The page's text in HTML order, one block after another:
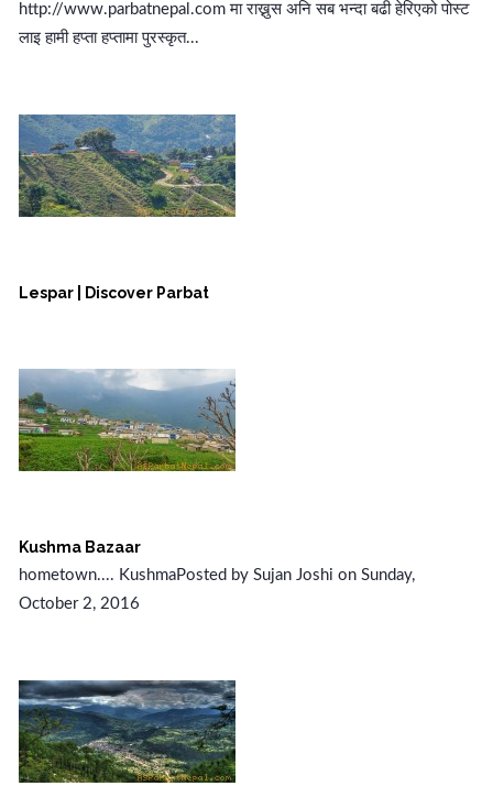
http://www.parbatnepal.com मा राख्नुस अनि सब भन्दा बढी हेरिएको पोस्ट
लाइ हामी हप्ता हप्तामा पुरस्कृत...
Lespar | Discover Parbat
Kushma Bazaar
hometown.... KushmaPosted by Sujan Joshi on Sunday,
October 2, 2016